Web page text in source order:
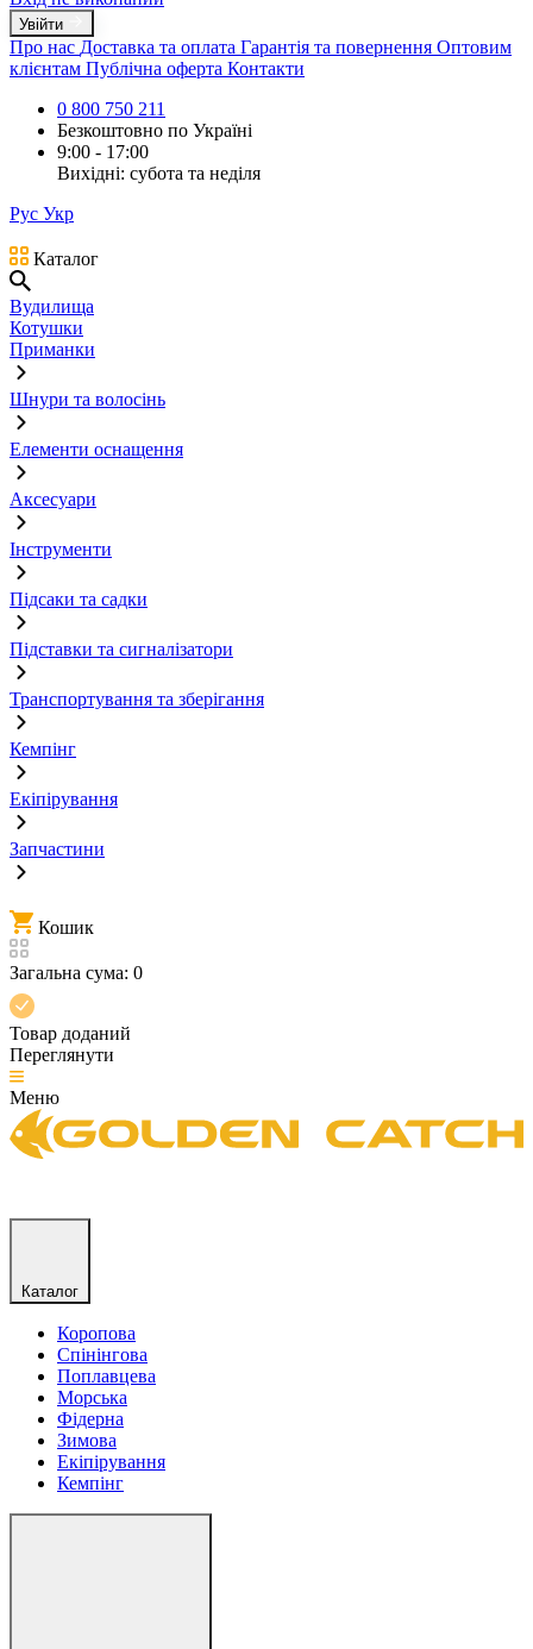
Увійти
Про нас Доставка та оплата Гарантія та повернення Оптовим
клієнтам Публічна оферта Контакти
0 800 750 211
Безкоштовно по Україні
9:00 - 17:00
Вихідні: субота та неділя
Рус Укр
Каталог
Вудилища
Котушки
Приманки
Шнури та волосінь
Елементи оснащення
Аксесуари
Інструменти
Підсаки та садки
Підставки та сигналізатори
Транспортування та зберігання
Кемпінг
Екіпірування
Запчастини
Кошик
Загальна сума: 0
Товар доданий
Переглянути
Меню
Каталог
Коропова
Спінінгова
Поплавцева
Морська
Фідерна
Зимова
Екіпірування
Кемпінг